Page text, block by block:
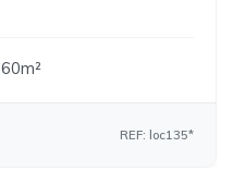
60m²
REF: loc135*